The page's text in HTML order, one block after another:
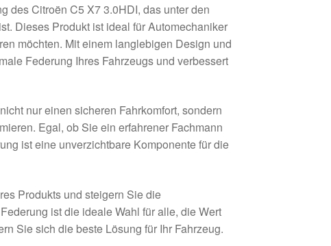
des Citroën C5 X7 3.0HDI, das unter den
Dieses Produkt ist ideal für Automechaniker
möchten. Mit einem langlebigen Design und
Federung Ihres Fahrzeugs und verbessert
nur einen sicheren Fahrkomfort, sondern
Egal, ob Sie ein erfahrener Fachmann
ist eine unverzichtbare Komponente für die
Produkts und steigern Sie die
ist die ideale Wahl für alle, die Wert
Sie sich die beste Lösung für Ihr Fahrzeug.